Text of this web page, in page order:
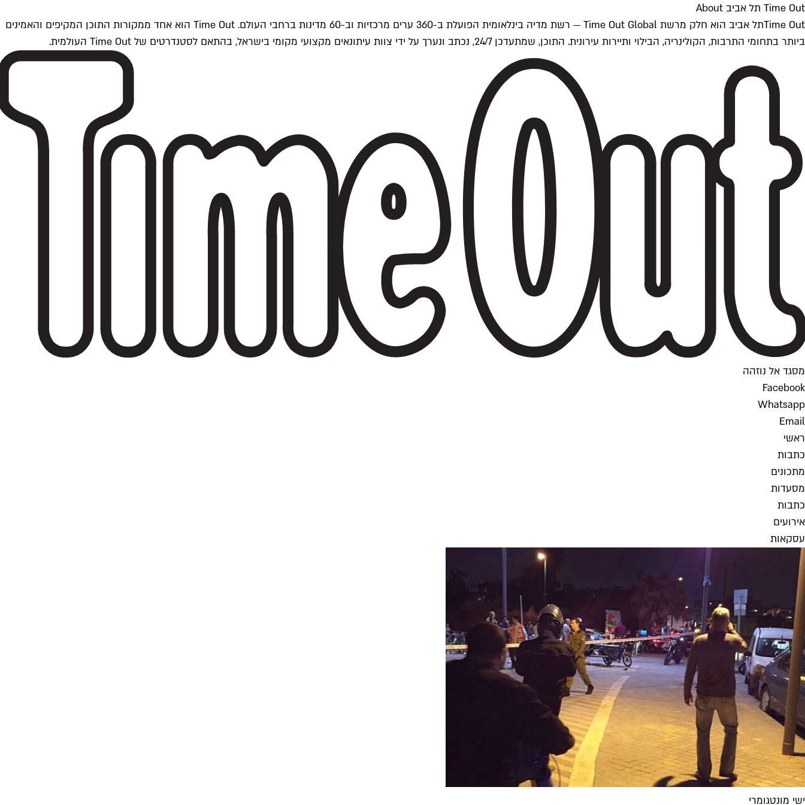
Time Out תל אביב About
Time Outתל אביב הוא חלק מרשת Time Out Global — רשת מדיה בינלאומית הפועלת ב-360 ערים מרכזיות וב-60 מדינות ברחבי העולם. Time Out הוא אחד ממקורות התוכן המקיפים והאמינים
ביותר בתחומי התרבות, הקולינריה, הבילוי ותיירות עירונית. התוכן, שמתעדכן 24/7, נכתב ונערך על ידי צוות עיתונאים מקצועי מקומי בישראל, בהתאם לסטנדרטים של Time Out העולמית.
מסגד אל נוזהה
Facebook
Whatsapp
Email
ראשי
כתבות
מתכונים
מסעדות
כתבות
אירועים
עסקאות
ישי מונטגומרי